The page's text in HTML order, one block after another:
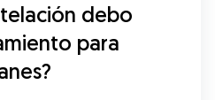
debo
para